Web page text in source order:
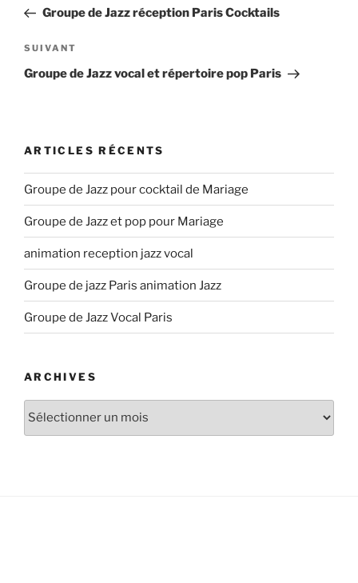
l’article
précédent
Groupe de Jazz réception Paris Cocktails
Article
suivant
SUIVANT
Groupe de Jazz vocal et répertoire pop Paris
ARTICLES RÉCENTS
Groupe de Jazz pour cocktail de Mariage
Groupe de Jazz et pop pour Mariage
animation reception jazz vocal
Groupe de jazz Paris animation Jazz
Groupe de Jazz Vocal Paris
ARCHIVES
Archives